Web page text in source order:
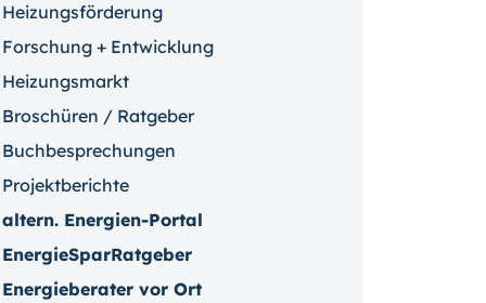
Heizungsförderung
Forschung + Entwicklung
Heizungsmarkt
Broschüren / Ratgeber
Buchbesprechungen
Projektberichte
altern. Energien-Portal
EnergieSparRatgeber
Energieberater vor Ort